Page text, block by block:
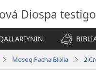
Diospa
Mosoq Pacha Biblia 2